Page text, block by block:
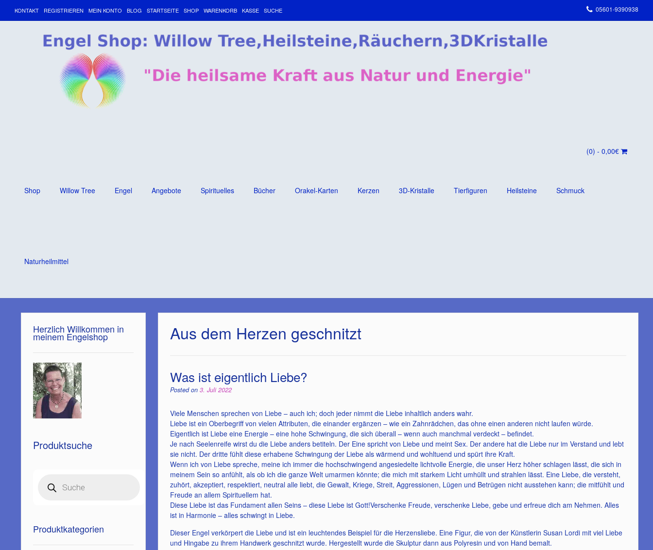
KONTAKT REGISTRIEREN MEIN KONTO BLOG STARTSEITE SHOP WARENKORB KASSE SUCHE 05601-9390938
(0) - 0,00€
Shop Willow Tree Engel Angebote Spirituelles Bücher Orakel-Karten Kerzen 3D-Kristalle Tierfiguren Heilsteine Schmuck
Naturheilmittel
Aus dem Herzen geschnitzt
Was ist eigentlich Liebe?
Posted on3. Juli 2022
Viele Menschen sprechen von Liebe – auch ich; doch jeder nimmt die Liebe inhaltlich anders wahr.
Liebe ist ein Oberbegriff von vielen Attributen, die einander ergänzen – wie ein Zahnrädchen, das ohne einen anderen nicht laufen würde.
Eigentlich ist Liebe eine Energie – eine hohe Schwingung, die sich überall – wenn auch manchmal verdeckt – befindet.
Je nach Seelenreife wirst du die Liebe anders betiteln. Der Eine spricht von Liebe und meint Sex. Der andere hat die Liebe nur im Verstand und lebt
sie nicht. Der dritte fühlt diese erhabene Schwingung der Liebe als wärmend und wohltuend und spürt ihre Kraft.
Wenn ich von Liebe spreche, meine ich immer die hochschwingend angesiedelte lichtvolle Energie, die unser Herz höher schlagen lässt, die sich in
meinem Sein so anfühlt, als ob ich die ganze Welt umarmen könnte; die mich mit starkem Licht umhüllt und strahlen lässt. Eine Liebe, die versteht,
zuhört, akzeptiert, respektiert, neutral alle liebt, die Gewalt, Kriege, Streit, Aggressionen, Lügen und Betrügen nicht ausstehen kann; die mitfühlt und
Freude an allem Spirituellem hat.
Diese Liebe ist das Fundament allen Seins – diese Liebe ist Gott!Verschenke Freude, verschenke Liebe, gebe und erfreue dich am Nehmen. Alles
ist in Harmonie – alles schwingt in Liebe.
Dieser Engel verkörpert die Liebe und ist ein leuchtendes Beispiel für die Herzensliebe. Eine Figur, die von der Künstlerin Susan Lordi mit viel Liebe
und Hingabe zu ihrem Handwerk geschnitzt wurde. Hergestellt wurde die Skulptur dann aus Polyresin und von Hand bemalt.
Herzlich Willkommen in
meinem Engelshop
Produktsuche
search
Produktkategorien